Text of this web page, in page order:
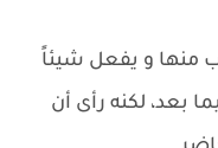
منها و يفعل شيئاً
بعد، لكنه رأى أن